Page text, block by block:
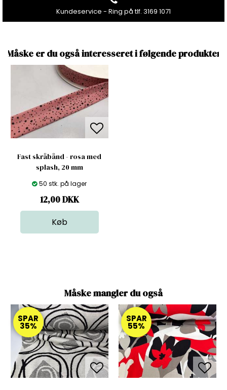
Kundeservice - Ring på tlf. 3169 1071
Måske er du også interesseret i følgende produkter
Fast skråbånd - rosa med
splash, 20 mm
50 stk. på lager
12,00DKK
Måske mangler du også
SPAR
35%
SPAR
55%